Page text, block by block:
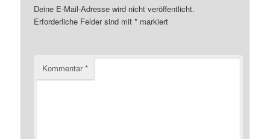
Deine E-Mail-Adresse wird nicht veröffentlicht.
Erforderliche Felder sind mit* markiert
Kommentar*